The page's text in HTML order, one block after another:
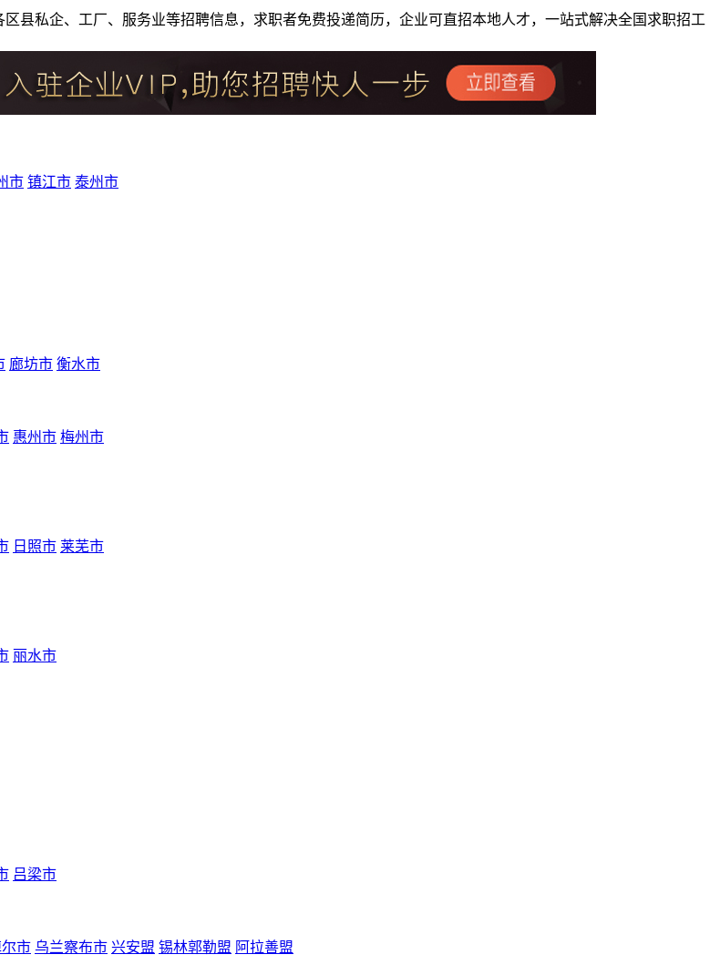
县私企、工厂、服务业等招聘信息，求职者免费投递简历，企业可直招本地人才，一站式解决全国求职招工
市 镇江市 泰州市
廊坊市 衡水市
惠州市 梅州市
日照市 莱芜市
丽水市
吕梁市
尔市 乌兰察布市 兴安盟 锡林郭勒盟 阿拉善盟